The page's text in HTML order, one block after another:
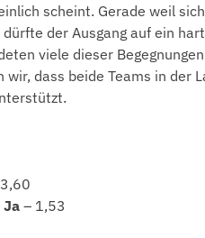
scheint. Gerade weil
der Ausgang auf ein
viele dieser
dass beide Teams in der
Ja – 1,53